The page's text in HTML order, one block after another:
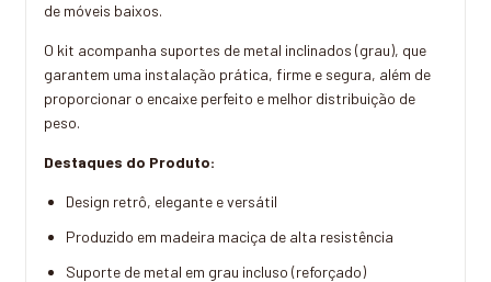
de móveis baixos.
O kit acompanha suportes de metal inclinados (grau), que
garantem uma instalação prática, firme e segura, além de
proporcionar o encaixe perfeito e melhor distribuição de
peso.
Destaques do Produto:
Design retrô, elegante e versátil
Produzido em madeira maciça de alta resistência
Suporte de metal em grau incluso (reforçado)